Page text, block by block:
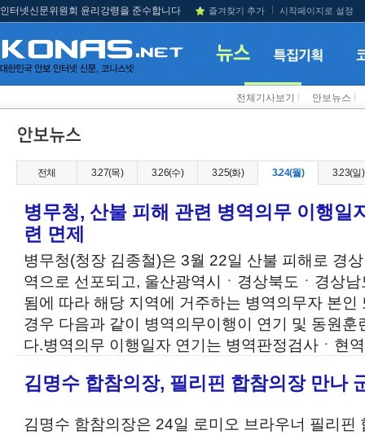
인터넷신문위원회 윤리강령을 준수합니다 즐겨찾기 추가 시작페이지로 설정
전체기사보기 안보뉴스
전체 3.27(목) 3.26(수) 3.25(화) 3.24(월) 3.23(일)
병무청, 산불 피해 관련 병역의무 이행일
련 면제
병무청(청장 김종철)은 3월 22일 산불 피해로 경
역으로 선포되고, 울산광역시ㆍ경상북도ㆍ경상
됨에 따라 해당 지역에 거주하는 병역의무자 본
경우 다음과 같이 병역의무이행이 연기 및 동원
다.병역의무 이행일자 연기는 병역판정검사ㆍ현
김명수 합참의장, 필리핀 합참의장 만나
김명수 함참의장은 24일 로미오 브라우너 필리핀